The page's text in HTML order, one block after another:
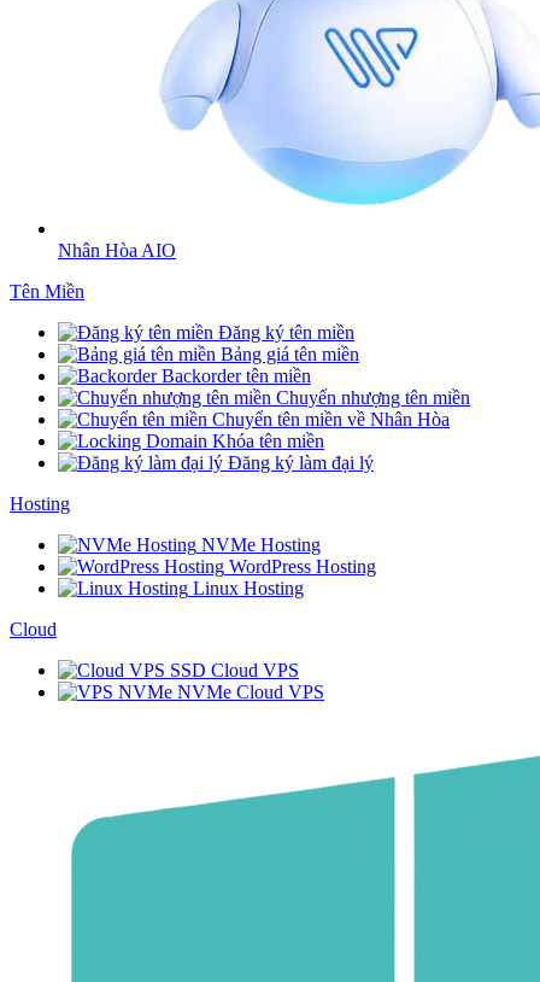
Nhân Hòa AIO
Tên Miền
Đăng ký tên miền
Bảng giá tên miền
Backorder tên miền
Chuyển nhượng tên miền
Chuyển tên miền về Nhân Hòa
Khóa tên miền
Đăng ký làm đại lý
Hosting
NVMe Hosting
WordPress Hosting
Linux Hosting
Cloud
SSD Cloud VPS
NVMe Cloud VPS